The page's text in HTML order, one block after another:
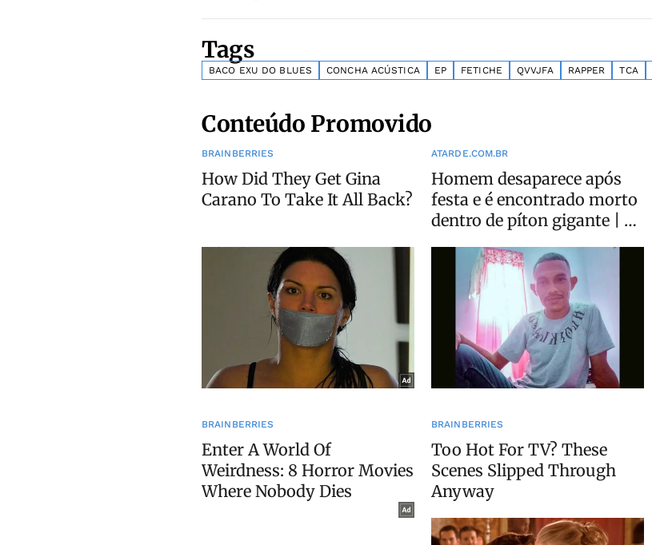
Tags
BACO EXU DO BLUES CONCHA ACÚSTICA EP FETICHE QVVJFA RAPPER TCA